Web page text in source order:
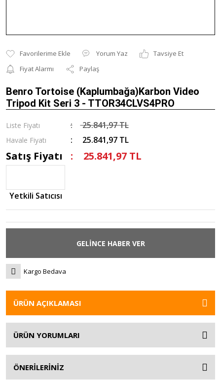
Yorum Yaz
Tavsiye Et
Fiyat Alarmı
Paylaş
Benro Tortoise (Kaplumbağa)Karbon Video
Tripod Kit Seri 3 - TTOR34CLVS4PRO
Liste Fiyatı 25.841,97 TL
Havale Fiyatı 25.841,97 TL
Satış Fiyatı 25.841,97 TL
Yetkili Satıcısı
GELİNCE HABER VER
Kargo Bedava
ÜRÜN AÇIKLAMASI
ÜRÜN YORUMLARI
ÖNERİLERİNİZ